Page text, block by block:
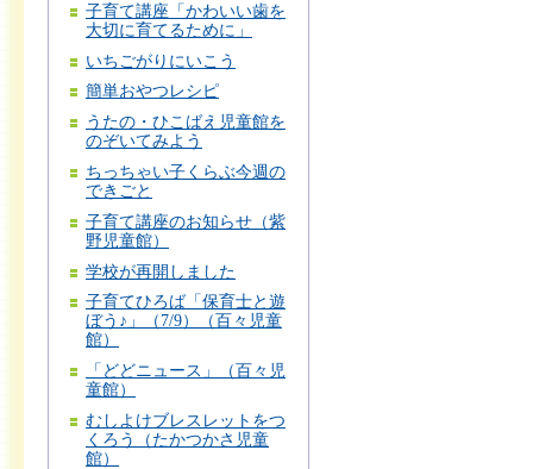
子育て講座「かわいい歯を
大切に育てるために」
いちごがりにいこう
簡単おやつレシピ
うたの・ひこばえ児童館を
のぞいてみよう
ちっちゃい子くらぶ今週の
できごと
子育て講座のお知らせ（紫
野児童館）
学校が再開しました
子育てひろば「保育士と遊
ぼう♪」（7/9）（百々児童
館）
「どどニュース」（百々児
童館）
むしよけブレスレットをつ
くろう（たかつかさ児童
館）